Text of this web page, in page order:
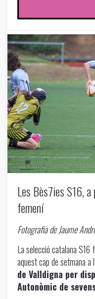
Uncategorized-06/14/2024
Les Bès7ies S16,
femení
Fotografia de Jaume
La selecció catalana S16
aquest cap de setmana a
de Valldigna per
Autonòmic de